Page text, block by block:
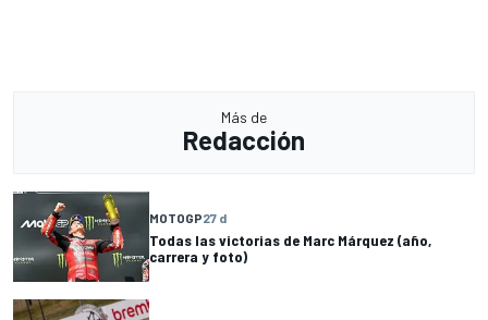
Más de
Redacción
MOTOGP27 d
Todas las victorias de Marc Márquez (año,
carrera y foto)